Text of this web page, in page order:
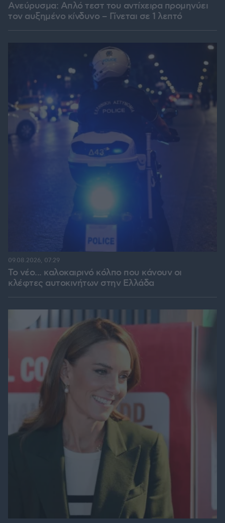
Ανεύρυσμα: Απλό τεστ του αντίχειρα προμηνύει
τον αυξημένο κίνδυνο – Γίνεται σε 1 λεπτό
Το νέο... καλοκαιρινό κόλπο που κάνουν οι
κλέφτες αυτοκινήτων στην Ελλάδα
09.08.2026, 07:29